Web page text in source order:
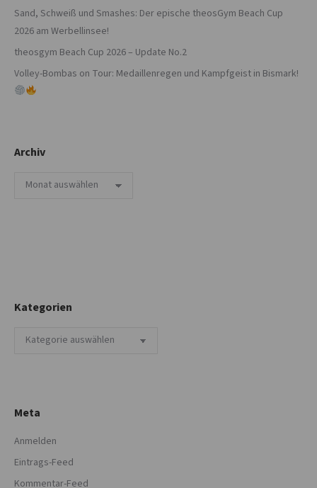
Sand, Schweiß und Smashes: Der epische theosGym Beach Cup
2026 am Werbellinsee!
theosgym Beach Cup 2026 – Update No.2
Volley-Bombas on Tour: Medaillenregen und Kampfgeist in Bismark!
Archiv
Archiv
Kategorien
Kategorien
Meta
Anmelden
Eintrags-Feed
Kommentar-Feed